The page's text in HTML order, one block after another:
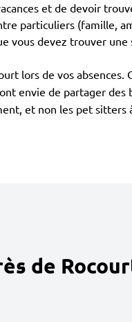
et de devoir
particuliers (famille,
vous devez trouver
lors de vos
envie de partager
et non les pet sitters
de